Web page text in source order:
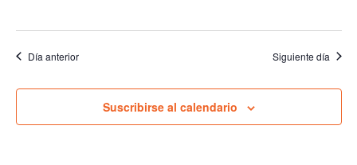
Día anterior Siguiente día
Suscribirse al calendario